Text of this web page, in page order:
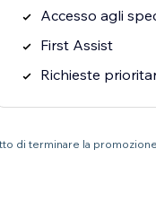
Accesso agli
First Assist
Richieste
di terminare la